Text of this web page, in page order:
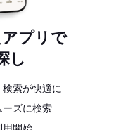
プリで
し
索が快適に
ーズに検索